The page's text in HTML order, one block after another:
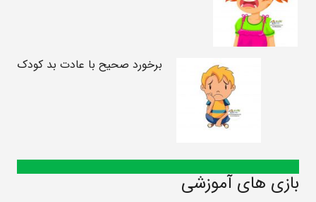
برخورد صحیح با عادت بد کودک
بازی های آموزشی